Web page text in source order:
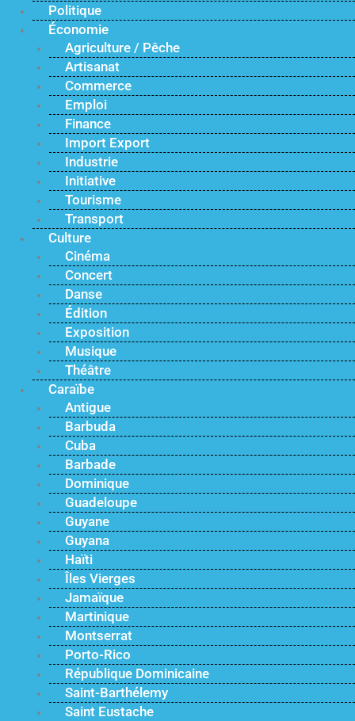
Politique
Économie
Agriculture / Pêche
Artisanat
Commerce
Emploi
Finance
Import Export
Industrie
Initiative
Tourisme
Transport
Culture
Cinéma
Concert
Danse
Édition
Exposition
Musique
Théâtre
Caraïbe
Antigue
Barbuda
Cuba
Barbade
Dominique
Guadeloupe
Guyane
Guyana
Haïti
Îles Vierges
Jamaïque
Martinique
Montserrat
Porto-Rico
République Dominicaine
Saint-Barthélemy
Saint Eustache